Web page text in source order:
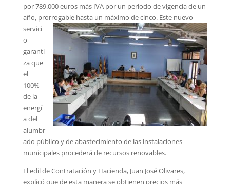
por 789.000 euros más IVA por un periodo de vigencia de un
año, prorrogable hasta un máximo de cinco. Este nuevo
servici
o
garanti
za que
el
100%
de la
energí
a del
alumbr
ado público y de abastecimiento de las instalaciones
municipales procederá de recursos renovables.
El edil de Contratación y Hacienda, Juan José Olivares,
explicó que de esta manera se obtienen precios más